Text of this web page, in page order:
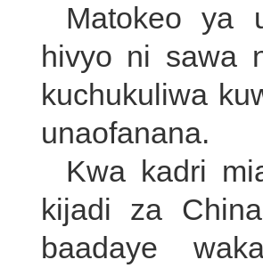
Matokeo ya
hivyo ni sawa
kuchukuliwa
unaofanana.
Kwa kadri
kijadi za
baadaye